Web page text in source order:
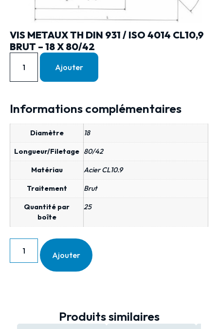
VIS METAUX TH DIN 931 / ISO 4014 CL10,9
BRUT – 18 X 80/42
Ajouter
Informations complémentaires
Diamètre 18
Longueur/Filetage 80/42
Matériau Acier CL10.9
Traitement Brut
Quantité par
boîte
25
Ajouter
Produits similaires